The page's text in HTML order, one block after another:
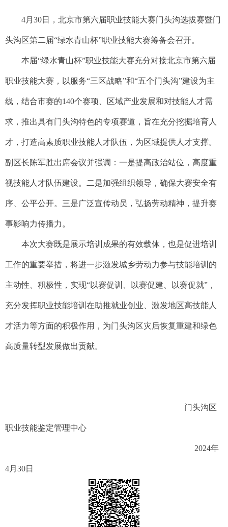
4月30日，北京市第六届职业技能大赛门头沟选拔赛暨门
头沟区第二届“绿水青山杯”职业技能大赛筹备会召开。
本届“绿水青山杯”职业技能大赛充分对接北京市第六届
职业技能大赛，以服务“三区战略”和“五个门头沟”建设为主
线，结合市赛的140个赛项、区域产业发展和对技能人才需
求，推出具有门头沟特色的专项赛道，旨在充分挖掘培育人
才，打造高素质职业技能人才队伍，为区域提供人才支撑。
副区长陈军胜出席会议并强调：一是提高政治站位，高度重
视技能人才队伍建设。二是加强组织领导，确保大赛安全有
序、公平公开。三是广泛宣传动员，弘扬劳动精神，提升赛
事影响力传播力。
本次大赛既是展示培训成果的有效载体，也是促进培训
工作的重要举措，将进一步激发城乡劳动力参与技能培训的
主动性、积极性，实现“以赛促训、以赛促建、以赛促就”，
充分发挥职业技能培训在助推就业创业、激发地区高技能人
才活力等方面的积极作用，为门头沟区灾后恢复重建和绿色
高质量转型发展做出贡献。
门头沟区
职业技能鉴定管理中心
2024年
4月30日